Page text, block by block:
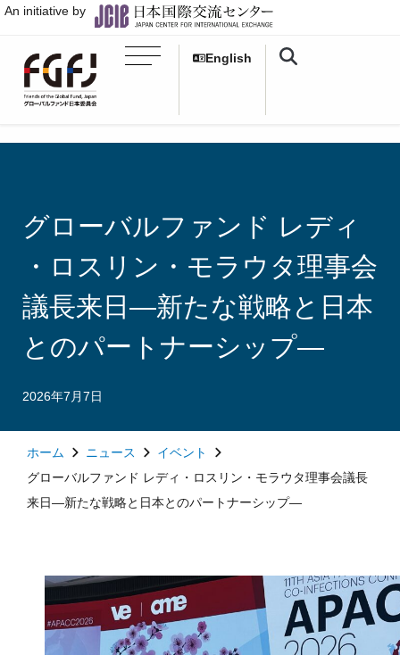
An initiative by
English
グローバルファンド レディ
・ロスリン・モラウタ理事会
議長来日―新たな戦略と日本
とのパートナーシップ―
2026年7月7日
ホーム ニュース イベント
グローバルファンド レディ・ロスリン・モラウタ理事会議長
来日―新たな戦略と日本とのパートナーシップ―